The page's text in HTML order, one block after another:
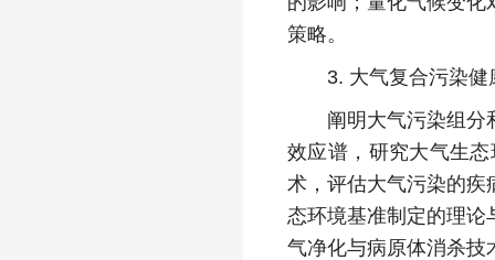
策略。
3. 大气复合污染健
阐明大气污染组分和
效应谱，研究大气生
术，评估大气污染的
态环境基准制定的理论
气净化与病原体消杀技